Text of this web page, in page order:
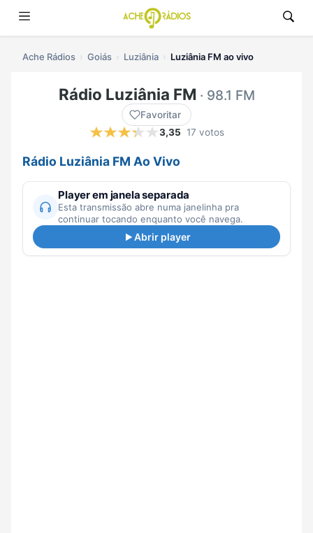
Ache Rádios Goiás Luziânia Luziânia FM ao vivo
Rádio Luziânia FM · 98.1 FM
Favoritar
3,35
17 votos
Rádio Luziânia FM Ao Vivo
Player em janela separada
Esta transmissão abre numa janelinha pra
continuar tocando enquanto você navega.
Abrir player